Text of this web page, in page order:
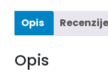
Opis
Opis